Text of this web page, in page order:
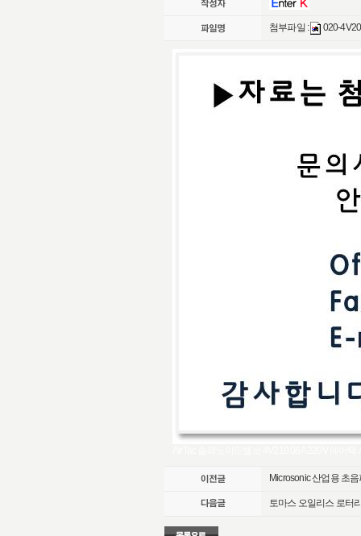
첨부파일 : 020-
Microsonic 산업용 초
토마스 오일리스 로터